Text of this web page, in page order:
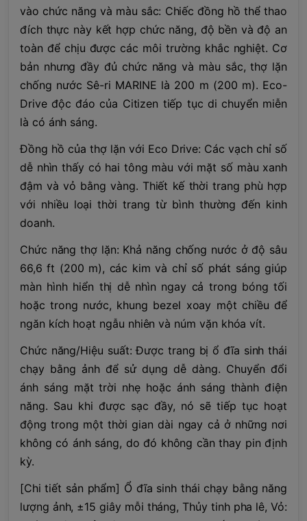
vào chức năng và màu sắc: Chiếc đồng hồ thể thao
đích thực này kết hợp chức năng, độ bền và độ an
toàn để chịu được các môi trường khắc nghiệt. Cơ
bản nhưng đầy đủ chức năng và màu sắc, thợ lặn
chống nước Sê-ri MARINE là 200 m (200 m). Eco-
Drive độc đáo của Citizen tiếp tục di chuyển miễn
là có ánh sáng.
Đồng hồ của thợ lặn với Eco Drive: Các vạch chỉ số
dễ nhìn thấy có hai tông màu với mặt số màu xanh
đậm và vỏ bằng vàng. Thiết kế thời trang phù hợp
với nhiều loại thời trang từ bình thường đến kinh
doanh.
Chức năng thợ lặn: Khả năng chống nước ở độ sâu
66,6 ft (200 m), các kim và chỉ số phát sáng giúp
màn hình hiển thị dễ nhìn ngay cả trong bóng tối
hoặc trong nước, khung bezel xoay một chiều để
ngăn kích hoạt ngẫu nhiên và núm vặn khóa vít.
Chức năng/Hiệu suất: Được trang bị ổ đĩa sinh thái
chạy bằng ảnh để sử dụng dễ dàng. Chuyển đổi
ánh sáng mặt trời nhẹ hoặc ánh sáng thành điện
năng. Sau khi được sạc đầy, nó sẽ tiếp tục hoạt
động trong một thời gian dài ngay cả ở những nơi
không có ánh sáng, do đó không cần thay pin định
kỳ.
[Chi tiết sản phẩm] Ổ đĩa sinh thái chạy bằng năng
lượng ảnh, ±15 giây mỗi tháng, Thủy tinh pha lê, Vỏ: